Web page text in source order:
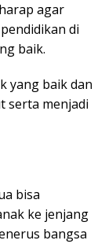
agar
di
baik.
yang baik dan
serta menjadi
bisa
ke jenjang
bangsa